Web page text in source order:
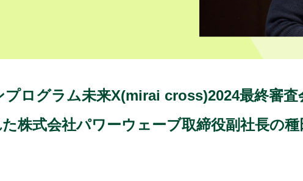
ログラム未来X(mirai cross)2024最終審査
株式会社パワーウェーブ取締役副社長の